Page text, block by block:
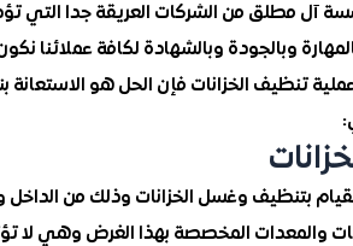
آل مطلق من الشركات العريقة جدا التي
وبالجودة وبالشهادة لكافة عملائنا
تنظيف الخزانات فإن الحل هو
بتنظيف وغسل الخزانات وذلك من الداخل
والمعدات المخصصة بهذا الغرض وهي لا